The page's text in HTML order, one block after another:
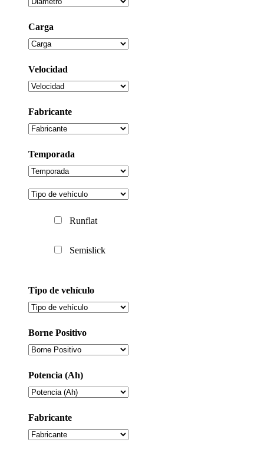
Carga
Velocidad
Fabricante
Temporada
Runflat
Semislick
Tipo de vehículo
Borne Positivo
Potencia (Ah)
Fabricante